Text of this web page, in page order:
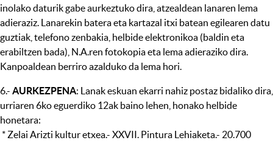
inolako daturik gabe aurkeztuko dira, atzealdean lanaren lema
adieraziz. Lanarekin batera eta kartazal itxi batean egilearen datu
guztiak, telefono zenbakia, helbide elektronikoa (baldin eta
erabiltzen bada), N.A.ren fotokopia eta lema adieraziko dira.
Kanpoaldean berriro azalduko da lema hori.
6.- AURKEZPENA: Lanak eskuan ekarri nahiz postaz bidaliko dira,
urriaren 6ko eguerdiko 12ak baino lehen, honako helbide
honetara:
* Zelai Arizti kultur etxea.- XXVII. Pintura Lehiaketa.- 20.700